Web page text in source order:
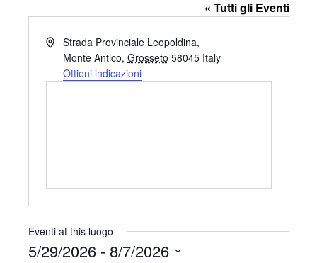
« Tutti gli Eventi
I
Strada Provinciale Leopoldina,
Monte Antico, Grosseto 58045 Italy
Ottieni indicazioni
Eventi at this luogo
5/29/2026 - 8/7/2026